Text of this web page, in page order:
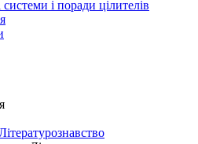
і поради цілителів